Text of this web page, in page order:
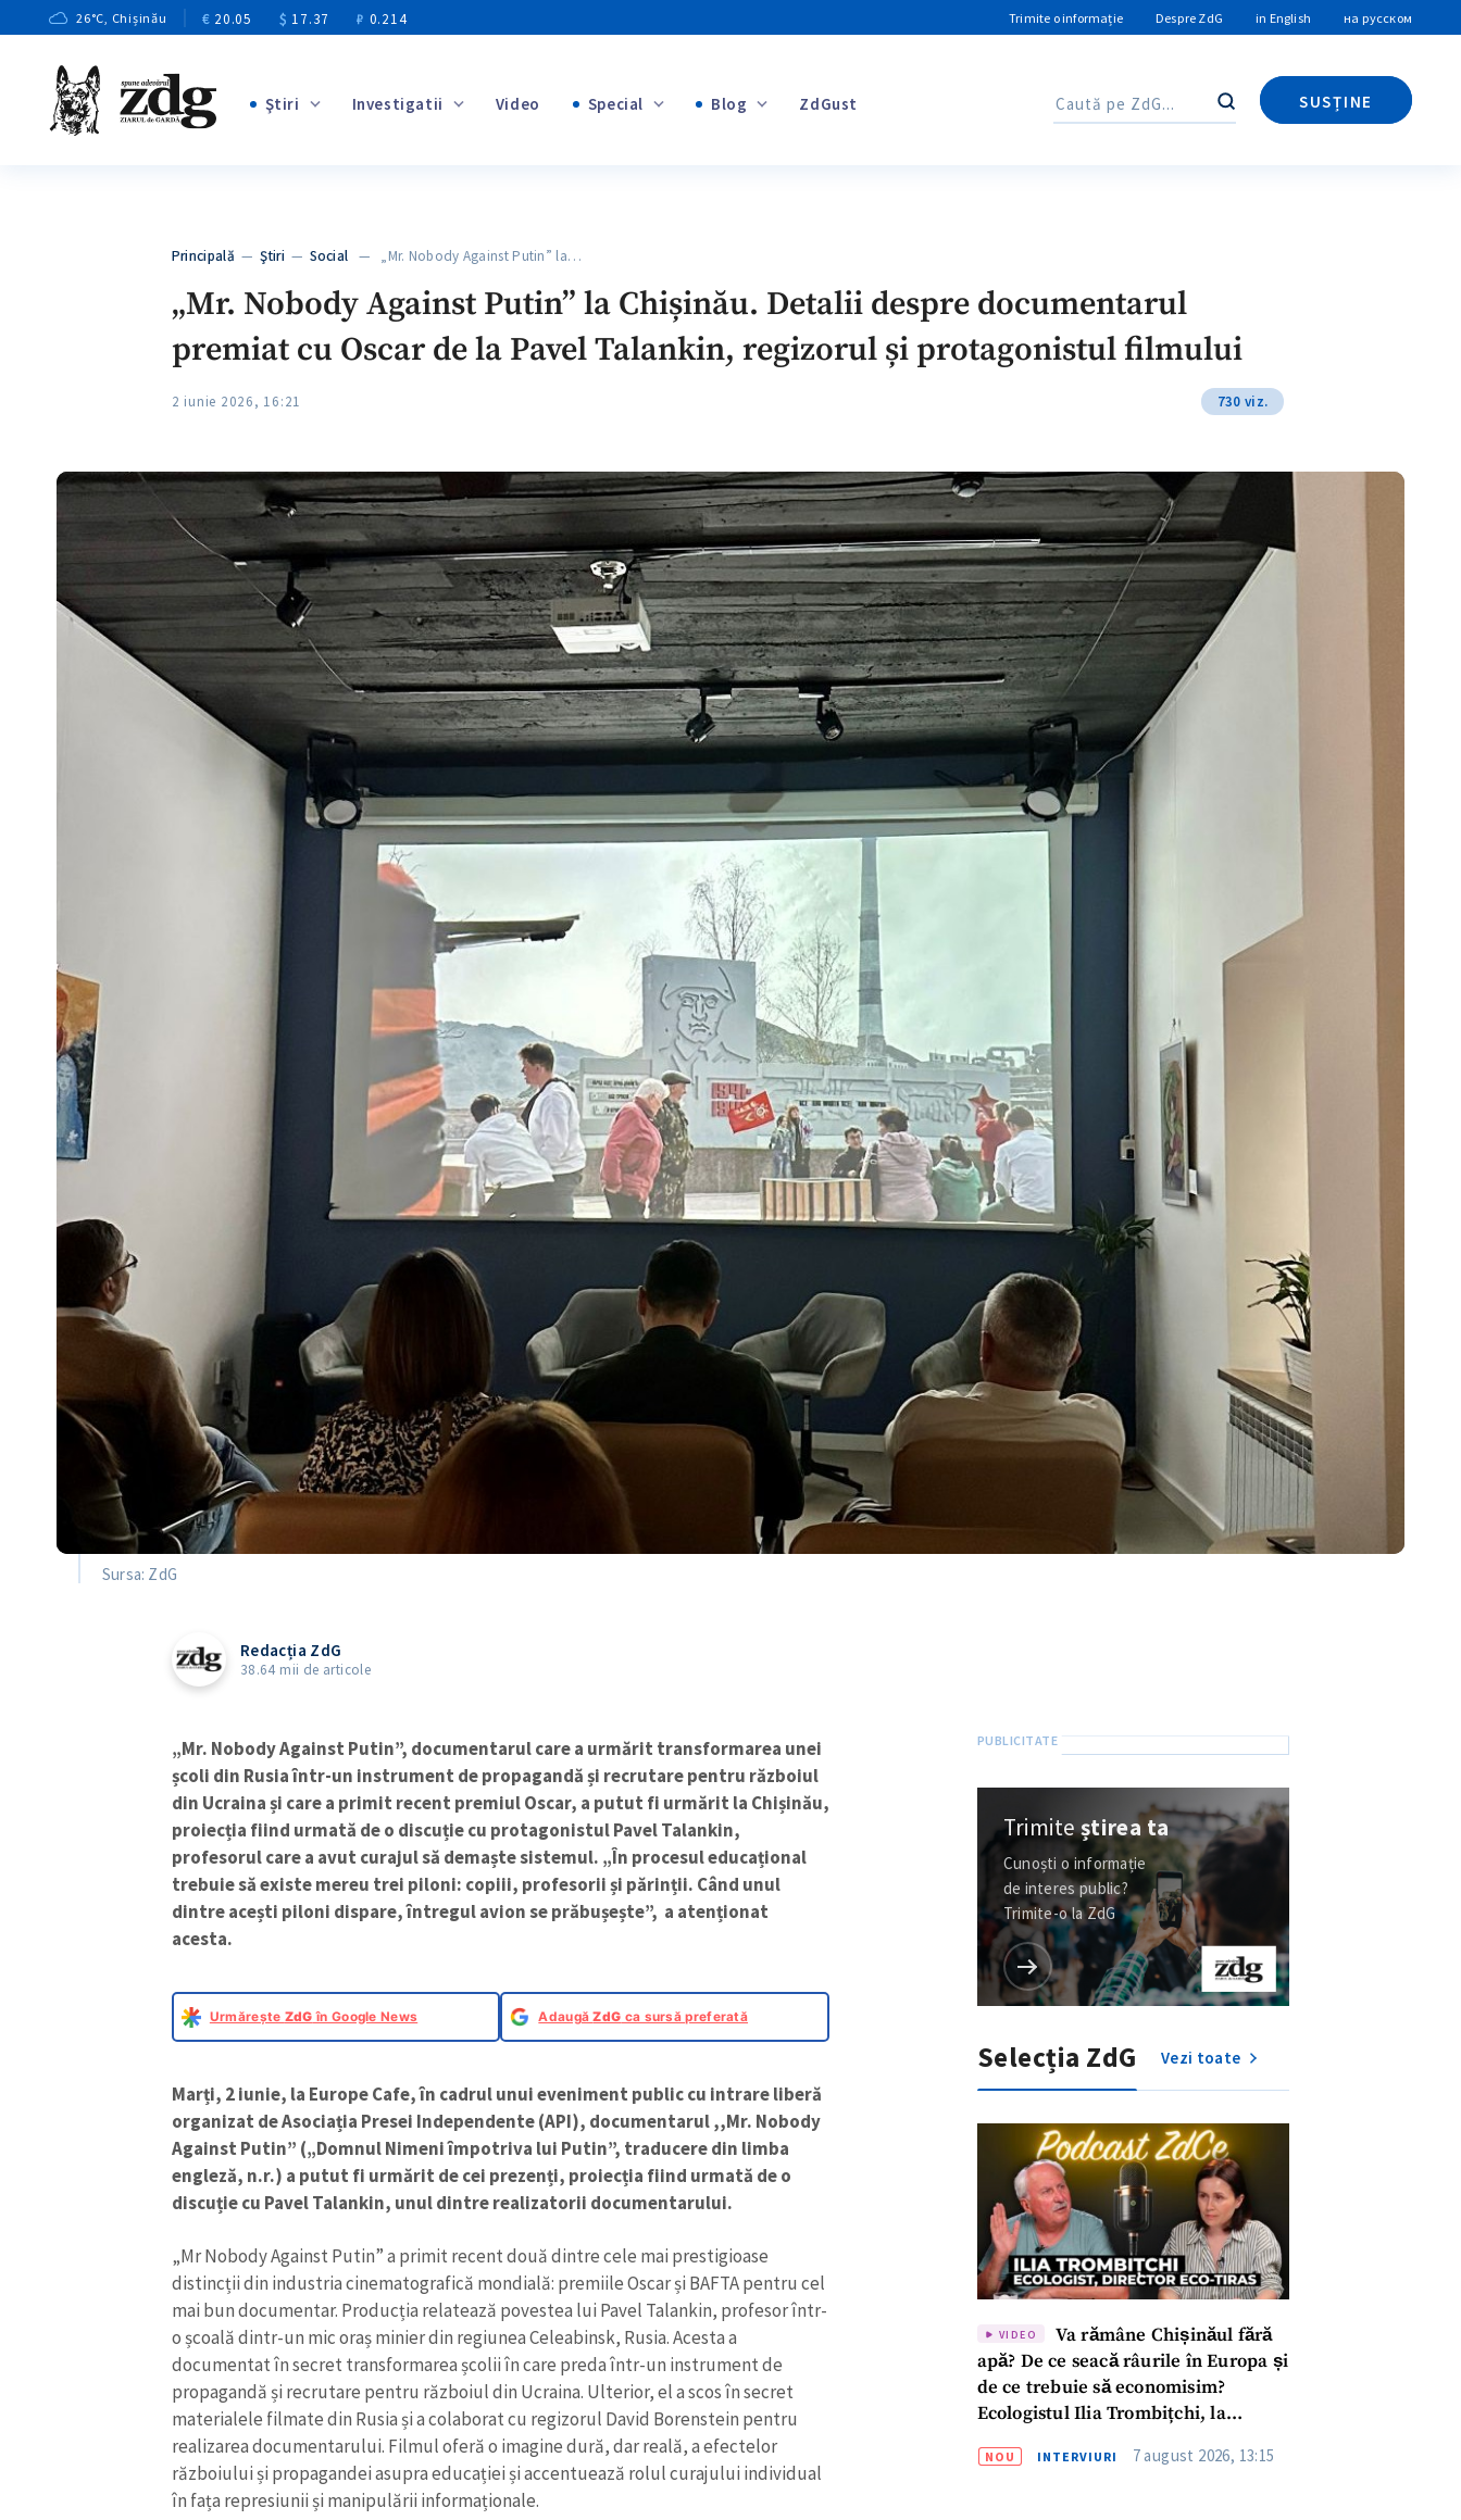
26°C, Chișinău € 20.05 $ 17.37 ₽ 0.214 Trimite o informație Despre ZdG in English на русском
Ştiri Investigatii Video Special Blog
+1
ZdGust Caută
SUSȚINE
Caută
Principală —Ştiri —Social — „Mr. Nobody Against Putin” la…
„Mr. Nobody Against Putin” la Chișinău. Detalii despre documentarul
premiat cu Oscar de la Pavel Talankin, regizorul și protagonistul filmului
2 iunie 2026, 16:21 730 viz.
Sursa: ZdG
Redacția ZdG
38.64 mii de articole
„Mr. Nobody Against Putin”, documentarul care a urmărit transformarea unei
școli din Rusia într-un instrument de propagandă și recrutare pentru războiul
din Ucraina și care a primit recent premiul Oscar, a putut fi urmărit la Chișinău,
proiecția fiind urmată de o discuție cu protagonistul Pavel Talankin,
profesorul care a avut curajul să demaște sistemul. „În procesul educațional
trebuie să existe mereu trei piloni: copiii, profesorii și părinții. Când unul
dintre acești piloni dispare, întregul avion se prăbușește”, a atenționat
acesta.
Urmărește ZdG în Google News AdaugăZdG ca sursă preferată
Marți, 2 iunie, la Europe Cafe, în cadrul unui eveniment public cu intrare liberă
organizat de Asociația Presei Independente (API), documentarul ,,Mr. Nobody
Against Putin” („Domnul Nimeni împotriva lui Putin”, traducere din limba
engleză, n.r.) a putut fi urmărit de cei prezenți, proiecția fiind urmată de o
discuție cu Pavel Talankin, unul dintre realizatorii documentarului.
„Mr Nobody Against Putin” a primit recent două dintre cele mai prestigioase
distincții din industria cinematografică mondială: premiile Oscar și BAFTA pentru cel
mai bun documentar. Producția relatează povestea lui Pavel Talankin, profesor într-
o școală dintr-un mic oraș minier din regiunea Celeabinsk, Rusia. Acesta a
documentat în secret transformarea școlii în care preda într-un instrument de
propagandă și recrutare pentru războiul din Ucraina. Ulterior, el a scos în secret
materialele filmate din Rusia și a colaborat cu regizorul David Borenstein pentru
realizarea documentarului. Filmul oferă o imagine dură, dar reală, a efectelor
războiului și propagandei asupra educației și accentuează rolul curajului individual
în fața represiunii și manipulării informaționale.
Trimiteștirea ta
Cunoști o informație
de interes public?
Trimite-o la ZdG
Selecția ZdG Vezi toate
VIDEO
Va rămâne Chișinăul fără
apă? De ce seacă râurile în Europa și
de ce trebuie să economisim?
Ecologistul Ilia Trombițchi, la
NOU INTERVIURI 7 august 2026, 13:15
ȘTIREA MEA
Titlu știre + Adaugă titlu
Fotografie + Încarcă imagine
Link media + Link media
CONTACT SURSĂ
+ Numele meu